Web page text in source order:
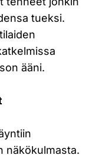
tueksi.
ääni.
näkökulmasta.